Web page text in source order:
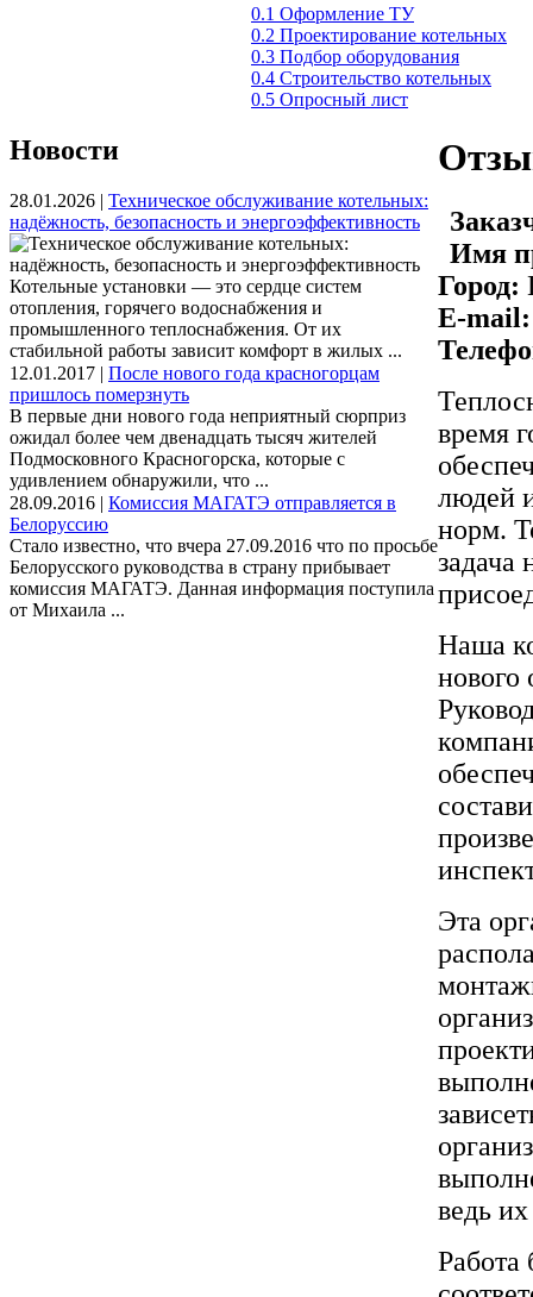
0.1 Оформление ТУ
0.2 Проектирование котельных
0.3 Подбор оборудования
0.4 Строительство котельных
0.5 Опросный лист
Новости
28.01.2026 | Техническое обслуживание котельных:
надёжность, безопасность и энергоэффективность
Котельные установки — это сердце систем
отопления, горячего водоснабжения и
промышленного теплоснабжения. От их
стабильной работы зависит комфорт в жилых ...
12.01.2017 | После нового года красногорцам
пришлось померзнуть
В первые дни нового года неприятный сюрприз
ожидал более чем двенадцать тысяч жителей
Подмосковного Красногорска, которые с
удивлением обнаружили, что ...
28.09.2016 | Комиссия МАГАТЭ отправляется в
Белоруссию
Стало известно, что вчера 27.09.2016 что по просьбе
Белорусского руководства в страну прибывает
комиссия МАГАТЭ. Данная информация поступила
от Михаила ...
Имя
Город:
E-mail:
время
людей
норм.
задача
Наша
нового
Эта
ведь
Работа